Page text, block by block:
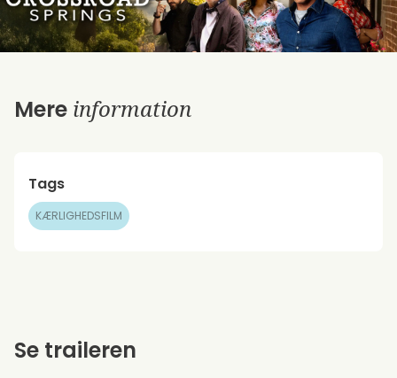
Mere information
Tags
KÆRLIGHEDSFILM
Se traileren